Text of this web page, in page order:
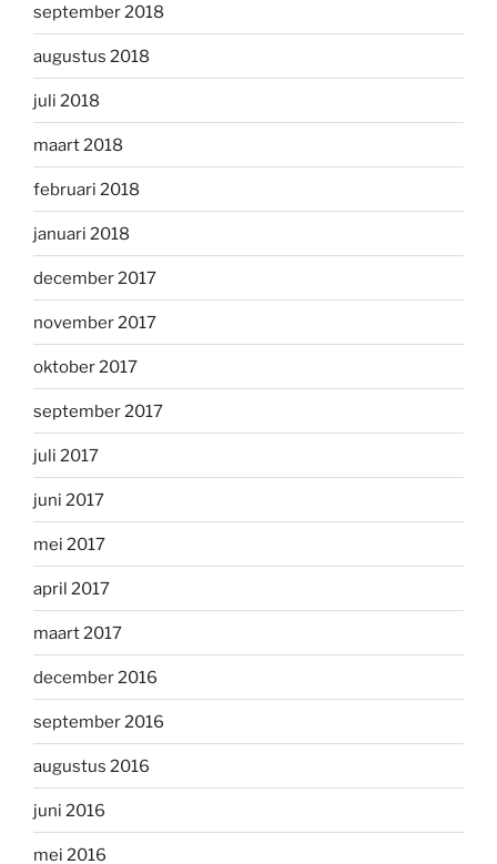
september 2018
augustus 2018
juli 2018
maart 2018
februari 2018
januari 2018
december 2017
november 2017
oktober 2017
september 2017
juli 2017
juni 2017
mei 2017
april 2017
maart 2017
december 2016
september 2016
augustus 2016
juni 2016
mei 2016